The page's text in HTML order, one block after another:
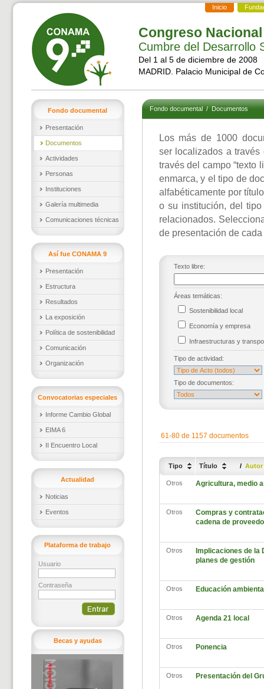
Inicio
Congreso
Cumbre del Desarrollo
Del 1 al 5 de diciembre de 2008
MADRID. Palacio Municipal de
Fondo documental
Presentación
Documentos
Actividades
Personas
Instituciones
Galería multimedia
Comunicaciones técnicas
Así fue CONAMA 9
Presentación
Estructura
Resultados
La exposición
Política de sostenibilidad
Comunicación
Organización
Convocatorias especiales
Informe Cambio Global
EIMA 6
II Encuentro Local
Actualidad
Noticias
Eventos
Plataforma de trabajo
Usuario
Contraseña
Becas y ayudas
Fondo documental/Documentos
Los más de 1000
ser localizados a
través del campo “texto
enmarca, y el tipo de
alfabéticamente por
o su institución, del
relacionados.
de presentación de
Texto libre:
Áreas temáticas:
Sostenibilidad local
Economía y empresa
Infraestructuras y
Tipo de actividad:
Tipo de documentos:
61-80 de 1157 documentos
Tipo Título / Autor
Otros Agricultura, medio
Otros
Compras y
cadena de
Otros
Implicaciones de la
planes de gestión
Otros Educación
Otros Agenda 21 local
Otros Ponencia
Otros Presentación del